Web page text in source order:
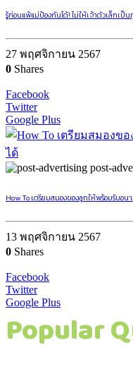
รู้ก่อนแพ้แม่ป้องกันได้! ไม่ให้เจ้าตัวเล็กเป็
27 พฤศจิกายน 2567
0 Shares
Facebook
Twitter
Google Plus
post-
How To เตรียมสมองของลูกให้พร้อมรับอน
13 พฤศจิกายน 2567
0 Shares
Facebook
Twitter
Google Plus
Popular